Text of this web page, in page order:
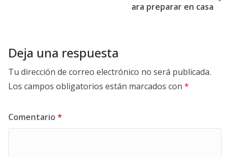
ara preparar en casa
Deja una respuesta
Tu dirección de correo electrónico no será publicada.
Los campos obligatorios están marcados con *
Comentario *